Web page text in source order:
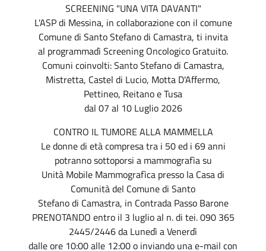
SCREENING "UNA VITA DAVANTI"
L'ASP di Messina, in collaborazione con il comune
Comune di Santo Stefano di Camastra, ti invita
al programmadì Screening Oncologico Gratuito.
Comuni coinvolti: Santo Stefano di Camastra,
Mistretta, Castel di Lucio, Motta D'Affermo,
Pettineo, Reitano e Tusa
dal 07 al 10 Luglio 2026
CONTRO IL TUMORE ALLA MAMMELLA
Le donne di età compresa tra i 50 ed i 69 anni
potranno sottoporsi a mammografìa su
Unità Mobile Mammografìca presso la Casa di
Comunità del Comune di Santo
Stefano di Camastra, in Contrada Passo Barone
PRENOTANDO entro il 3 luglio al n. di tei. 090 365
2445/2446 da Lunedì a Venerdì
dalle ore 10:00 alle 12:00 o inviando una e-mail con